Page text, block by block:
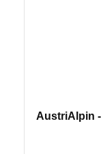
AustriAlpin